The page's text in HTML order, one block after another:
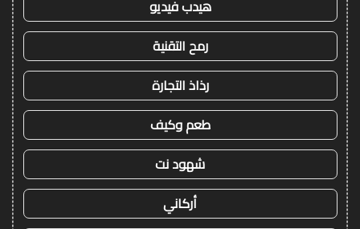
هيدب فيديو
رمح التقنية
رذاذ التجارة
طعم وكيف
شهود نت
أركاني